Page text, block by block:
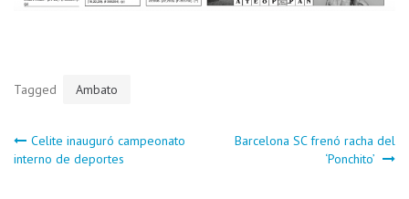
Tagged Ambato
Navegación
Celite inauguró campeonato
interno de deportes
Barcelona SC frenó racha del
‘Ponchito’